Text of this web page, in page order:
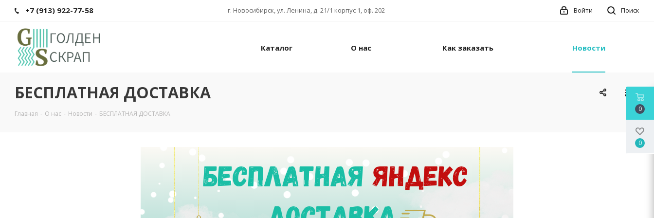
+7 (913) 922-77-58 г. Новосибирск, ул. Ленина, д. 21/1 корпус 1, оф. 202 Поиск
Войти
Каталог О нас Как заказать Новости
БЕСПЛАТНАЯ ДОСТАВКА
Главная - О нас - Новости - БЕСПЛАТНАЯ ДОСТАВКА
0
0